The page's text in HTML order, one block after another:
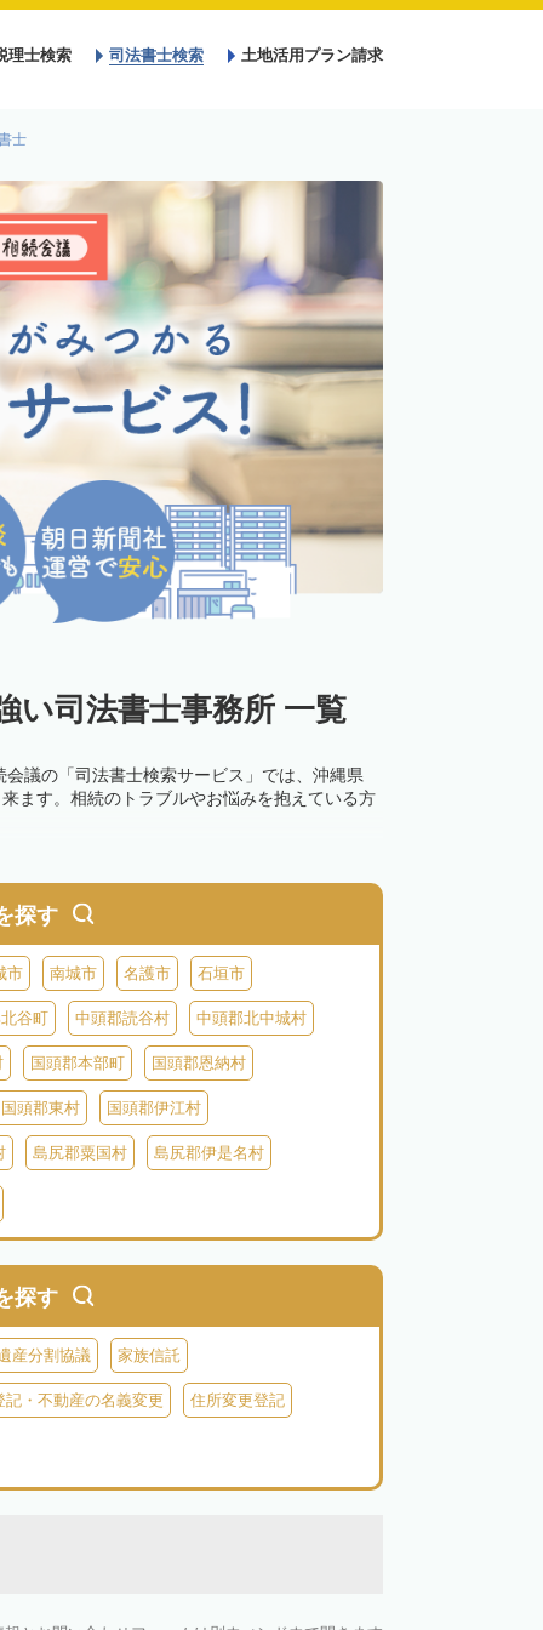
理士検索 司法書士検索 土地活用プラン請求
士
い司法書士事務所 一覧
議の「司法書士検索サービス」では、沖縄県
ます。相続のトラブルやお悩みを抱えている方
探す
市 南城市 名護市 石垣市
谷町 中頭郡読谷村 中頭郡北中城村
国頭郡本部町 国頭郡恩納村
国頭郡東村 国頭郡伊江村
島尻郡粟国村 島尻郡伊是名村
探す
産分割協議 家族信託
記・不動産の名義変更 住所変更登記